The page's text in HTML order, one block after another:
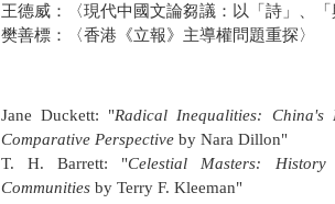
王德威：〈現代中國文論芻議：以「詩」、
樊善標：〈香港《立報》主導權問題重探〉
Jane Duckett: "Radical Inequalities: China's
Comparative Perspective by Nara Dillon"
T. H. Barrett: "Celestial Masters:
Communities by Terry F. Kleeman"